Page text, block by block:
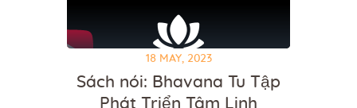
18 MAY, 2023
Sách nói: Bhavana Tu Tập
Phát Triển Tâm Linh